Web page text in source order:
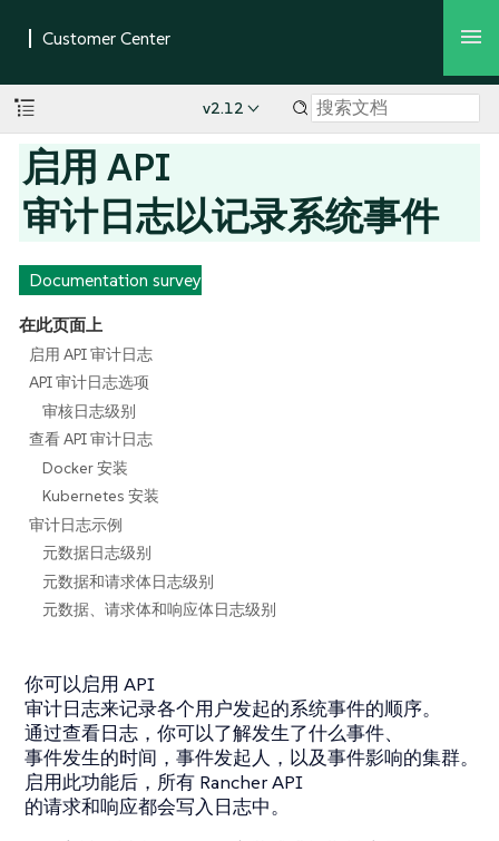
v2.12
启用 API
审计日志以记录系统事件
Documentation survey
在此页面上
启用 API 审计日志
API 审计日志选项
审核日志级别
查看 API 审计日志
Docker 安装
Kubernetes 安装
审计日志示例
元数据日志级别
元数据和请求体日志级别
元数据、请求体和响应体日志级别
你可以启用 API
审计日志来记录各个用户发起的系统事件的顺序。
通过查看日志，你可以了解发生了什么事件、
事件发生的时间，事件发起人，以及事件影响的集群。
启用此功能后，所有 Rancher API
的请求和响应都会写入日志中。